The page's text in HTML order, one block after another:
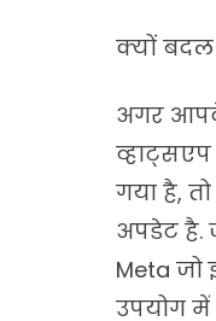
क्यों बदल
अगर
गया है,
अपडेट है.
Meta
उपयोग